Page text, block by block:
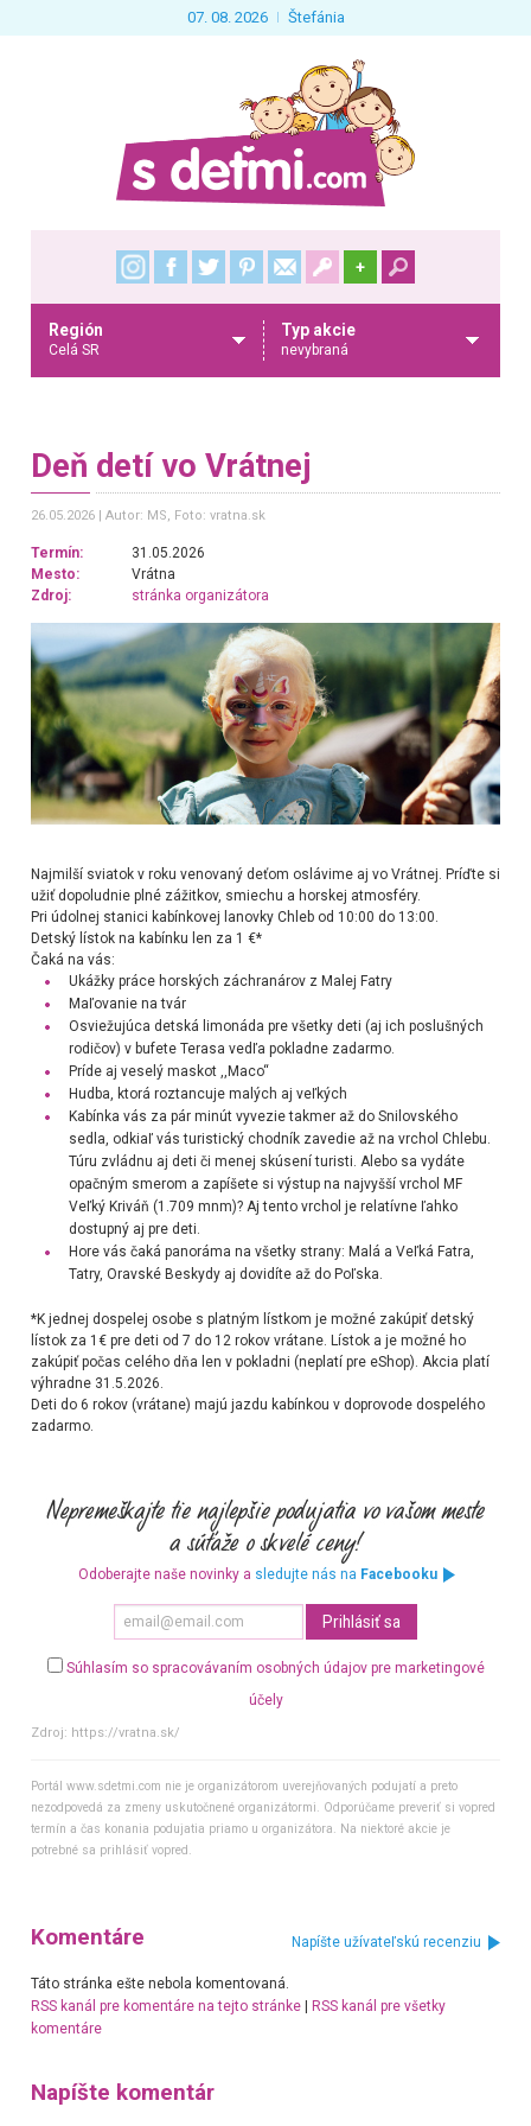
07. 08. 2026 Štefánia
+
Región
Celá SR
Typ akcie
nevybraná
Deň detí vo Vrátnej
26.05.2026 Autor: MS, Foto: vratna.sk
Termín:
31.05.2026
Mesto:
Vrátna
Zdroj:
stránka organizátora
Najmilší sviatok v roku venovaný deťom oslávime aj vo Vrátnej. Príďte si
užiť dopoludnie plné zážitkov, smiechu a horskej atmosféry.
Pri údolnej stanici kabínkovej lanovky Chleb od 10:00 do 13:00.
Detský lístok na kabínku len za 1 €*
Čaká na vás:
Ukážky práce horských záchranárov z Malej Fatry
Maľovanie na tvár
Osviežujúca detská limonáda pre všetky deti (aj ich poslušných
rodičov) v bufete Terasa vedľa pokladne zadarmo.
Príde aj veselý maskot ,,Maco“
Hudba, ktorá roztancuje malých aj veľkých
Kabínka vás za pár minút vyvezie takmer až do Snilovského
sedla, odkiaľ vás turistický chodník zavedie až na vrchol Chlebu.
Túru zvládnu aj deti či menej skúsení turisti. Alebo sa vydáte
opačným smerom a zapíšete si výstup na najvyšší vrchol MF
Veľký Kriváň (1.709 mnm)? Aj tento vrchol je relatívne ľahko
dostupný aj pre deti.
Hore vás čaká panoráma na všetky strany: Malá a Veľká Fatra,
Tatry, Oravské Beskydy aj dovidíte až do Poľska.
*K jednej dospelej osobe s platným lístkom je možné zakúpiť detský
lístok za 1€ pre deti od 7 do 12 rokov vrátane. Lístok a je možné ho
zakúpiť počas celého dňa len v pokladni (neplatí pre eShop). Akcia platí
výhradne 31.5.2026.
Deti do 6 rokov (vrátane) majú jazdu kabínkou v doprovode dospelého
zadarmo.
Odoberajte naše novinky a sledujte nás na Facebooku
Súhlasím so spracovávaním osobných údajov pre marketingové
účely
Zdroj: https://vratna.sk/
Portál www.sdetmi.com nie je organizátorom uverejňovaných podujatí a preto
nezodpovedá za zmeny uskutočnené organizátormi. Odporúčame preveriť si vopred
termín a čas konania podujatia priamo u organizátora. Na niektoré akcie je
potrebné sa prihlásiť vopred.
Komentáre Napíšte užívateľskú recenziu
Táto stránka ešte nebola komentovaná.
RSS kanál pre komentáre na tejto stránke|
RSS kanál pre všetky
komentáre
Napíšte komentár